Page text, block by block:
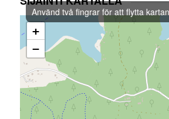
+
−
Använd två fingrar för att flytta